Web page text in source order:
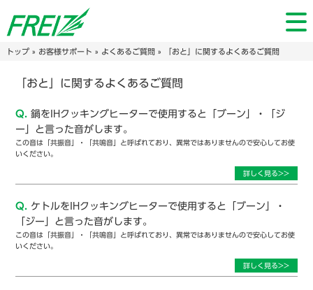
トップ» お客様サポート » よくあるご質問 » 「おと」に関するよくあるご質問
「おと」に関するよくあるご質問
Q. 鍋をIHクッキングヒーターで使用すると「ブーン」・「ジ
ー」と言った音がします。
この音は「共振音」・「共鳴音」と呼ばれており、異常ではありませんので安心してお使
いください。
詳しく見る>>
Q. ケトルをIHクッキングヒーターで使用すると「ブーン」・
「ジー」と言った音がします。
この音は「共振音」・「共鳴音」と呼ばれており、異常ではありませんので安心してお使
いください。
詳しく見る>>